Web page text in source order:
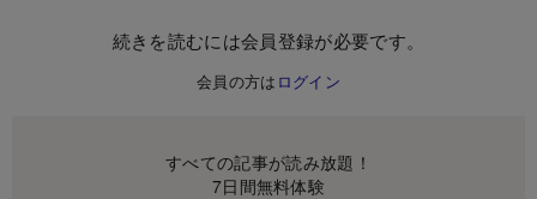
続きを読むには会員登録が必要です。
会員の方は ログイン
すべての記事が読み放題！
7日間無料体験